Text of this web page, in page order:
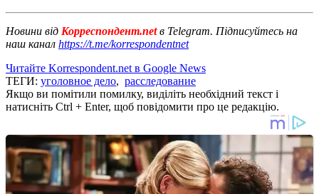
Новини від Корреспондент.netв Telegram. Підписуйтесь на
наш канал https://t.me/korrespondentnet
Читайте Korrespondent.net в Google News
ТЕГИ: уголовное дело, расследование
Якщо ви помітили помилку, виділіть необхідний текст і
натисніть Ctrl + Enter, щоб повідомити про це редакцію.